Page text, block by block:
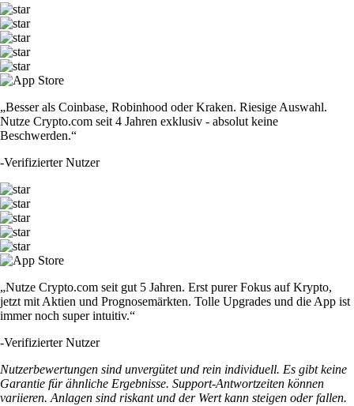
„Besser als Coinbase, Robinhood oder Kraken. Riesige Auswahl.
Nutze Crypto.com seit 4 Jahren exklusiv - absolut keine
Beschwerden.“
-Verifizierter Nutzer
„Nutze Crypto.com seit gut 5 Jahren. Erst purer Fokus auf Krypto,
jetzt mit Aktien und Prognosemärkten. Tolle Upgrades und die App ist
immer noch super intuitiv.“
-Verifizierter Nutzer
Nutzerbewertungen sind unvergütet und rein individuell. Es gibt keine
Garantie für ähnliche Ergebnisse. Support-Antwortzeiten können
variieren. Anlagen sind riskant und der Wert kann steigen oder fallen.